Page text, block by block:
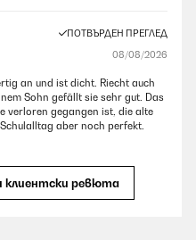
ПОТВЪРДЕН ПРЕГЛЕД
08/08/2026
an und ist dicht. Riecht auch
Sohn gefällt sie sehr gut. Das
verloren gegangen ist, die alte
aber noch perfekt.
клиентски ревюта